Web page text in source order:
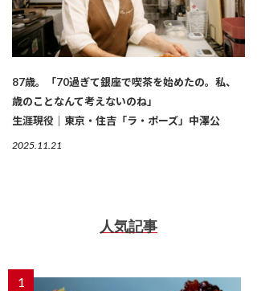
87歳。「70過ぎて銀座で喫茶を始めたの。私、
歳のことなんて考えないのね」
生涯現役｜東京・住吉「ラ・ポーズ」中澤公
2025.11.21
人気記事
1